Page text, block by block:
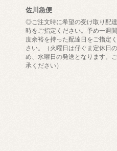
佐川急便
◎ご注文時に希望の受け取り配
時をご指定ください。予め一週
度余裕を持った配達日をご指定
さい。（火曜日は仔ぐま定休日
め、水曜日の発送となります。
承ください）